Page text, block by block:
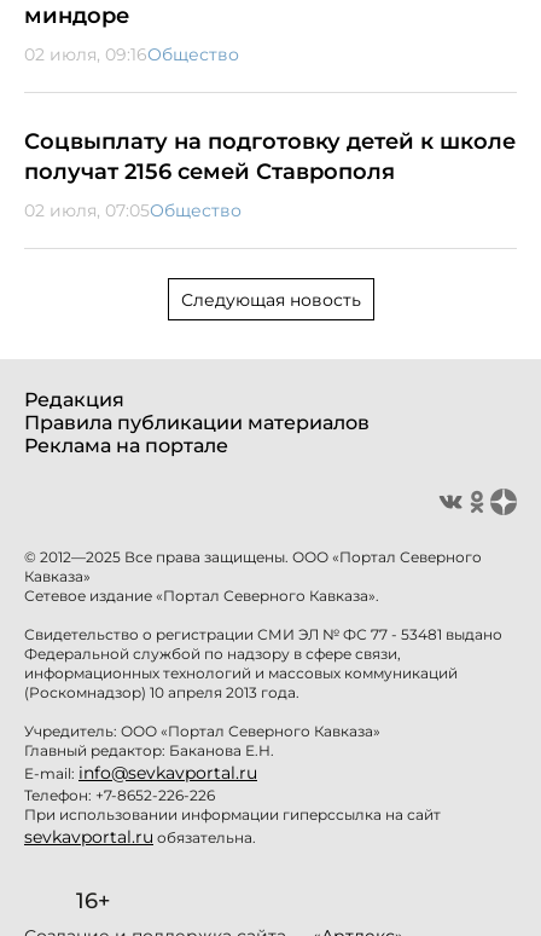
миндоре
02 июля, 09:16Общество
Соцвыплату на подготовку детей к школе
получат 2156 семей Ставрополя
02 июля, 07:05Общество
Следующая новость
Редакция
Правила публикации материалов
Реклама на портале
© 2012—2025 Все права защищены. ООО «Портал Северного
Кавказа»
Сетевое издание «Портал Северного Кавказа».
Свидетельство о регистрации СМИ ЭЛ № ФС 77 - 53481 выдано
Федеральной службой по надзору в сфере связи,
информационных технологий и массовых коммуникаций
(Роскомнадзор) 10 апреля 2013 года.
Учредитель: ООО «Портал Северного Кавказа»
Главный редактор: Баканова Е.Н.
E-mail: info@sevkavportal.ru
Телефон: +7-8652-226-226
При использовании информации гиперссылка на сайт
sevkavportal.ru обязательна.
16+